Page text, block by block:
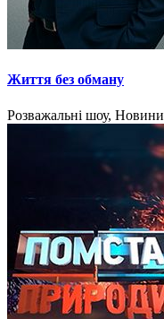
Життя без обману
Розважальні шоу, Новини